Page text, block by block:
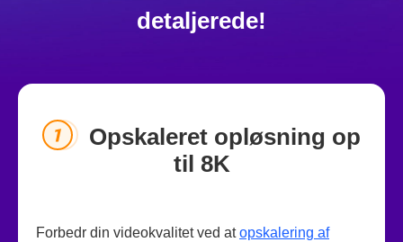
detaljerede!
Opskaleret opløsning op
til 8K
Forbedr din videokvalitet ved atopskalering af